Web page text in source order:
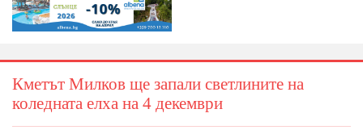
Кметът Милков ще запали светлините на
коледната елха на 4 декември